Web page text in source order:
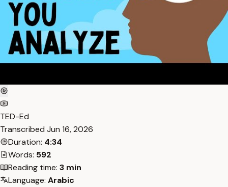
TED-Ed
Transcribed Jun 16, 2026
Duration: 4:34
Words: 592
Reading time: 3 min
Language: Arabic